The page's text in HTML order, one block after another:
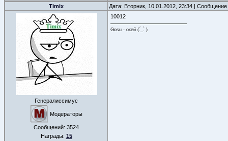
Timix Дата: Вторник, 10.01.2012, 23:34 |
Генералиссимус
Модераторы
Сообщений: 3524
Награды: 15
10012
Gosu - окей (.́_.̀ )